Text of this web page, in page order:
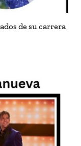
de su carrera